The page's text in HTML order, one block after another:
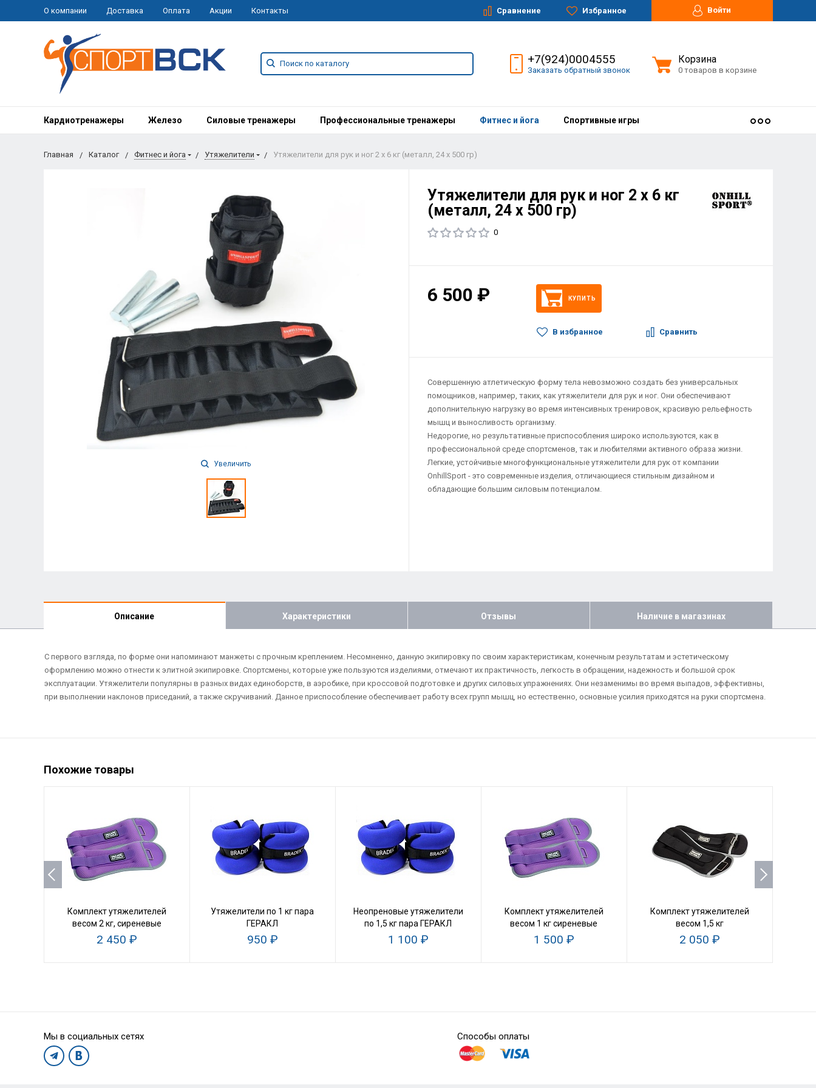
О компании Доставка Оплата Акции Контакты Сравнение Избранное Войти
+7(924)0004555
Заказать обратный звонок
Корзина
0 товаров в корзине
Кардиотренажеры Железо Силовые тренажеры Профессиональные тренажеры Фитнес и йога Спортивные игры
Главная Каталог Фитнес и йога Утяжелители Утяжелители для рук и ног 2 х 6 кг (металл, 24 х 500 гр)
Увеличить
Утяжелители для рук и ног 2 х 6 кг
(металл, 24 х 500 гр)
0
6 500 ₽ КУПИТЬ
В избранное Сравнить
Совершенную атлетическую форму тела невозможно создать без универсальных
помощников, например, таких, как утяжелители для рук и ног. Они обеспечивают
дополнительную нагрузку во время интенсивных тренировок, красивую рельефность
мышц и выносливость организму.
Недорогие, но результативные приспособления широко используются, как в
профессиональной среде спортсменов, так и любителями активного образа жизни.
Легкие, устойчивые многофункциональные утяжелители для рук от компании
OnhillSport - это современные изделия, отличающиеся стильным дизайном и
обладающие большим силовым потенциалом.
Описание Характеристики Отзывы Наличие в магазинах
С первого взгляда, по форме они напоминают манжеты с прочным креплением. Несомненно, данную экипировку по своим характеристикам, конечным результатам и эстетическому
оформлению можно отнести к элитной экипировке. Спортсмены, которые уже пользуются изделиями, отмечают их практичность, легкость в обращении, надежность и большой срок
эксплуатации. Утяжелители популярны в разных видах единоборств, в аэробике, при кроссовой подготовке и других силовых упражнениях. Они незаменимы во время выпадов, эффективны,
при выполнении наклонов приседаний, а также скручиваний. Данное приспособление обеспечивает работу всех групп мышц, но естественно, основные усилия приходятся на руки спортсмена.
Похожие товары
Комплект утяжелителей
весом 2 кг, сиреневые
2 450 ₽
Утяжелители по 1 кг пара
ГЕРАКЛ
950 ₽
Неопреновые утяжелители
по 1,5 кг пара ГЕРАКЛ
1 100 ₽
Комплект утяжелителей
весом 1 кг сиреневые
1 500 ₽
Комплект утяжелителей
весом 1,5 кг
2 050 ₽
Мы в социальных сетях Способы оплаты